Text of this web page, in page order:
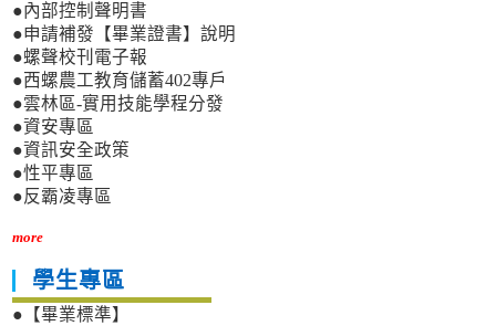
●內部控制聲明書
●申請補發【畢業證書】說明
●螺聲校刊電子報
●西螺農工教育儲蓄402專戶
●雲林區-實用技能學程分發
●資安專區
●資訊安全政策
●性平專區
●反霸凌專區
more
學生專區
●【畢業標準】